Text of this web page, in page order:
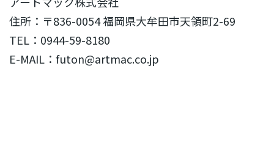
住所：〒836-0054 福岡県大牟田市天領町2-69
TEL：0944-59-8180
E-MAIL：futon@artmac.co.jp